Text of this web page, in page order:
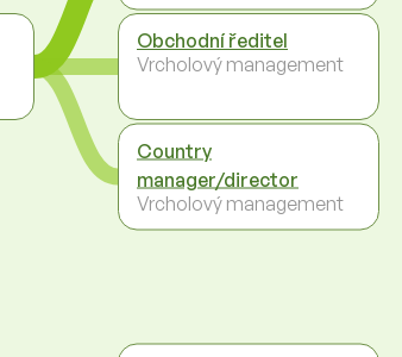
Obchodní ředitel
Vrcholový management
Country
manager/director
Vrcholový management